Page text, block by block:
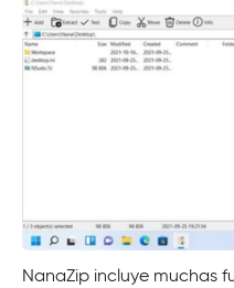
NanaZip incluye muchas